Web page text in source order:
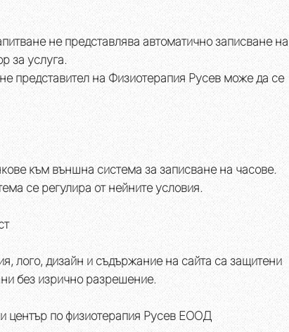
не представлява автоматично записване на
за услуга.
представител на Физиотерапия Русев може да се
към външна система за записване на часове.
се регулира от нейните условия.
лого, дизайн и съдържание на сайта са защитени
без изрично разрешение.
център по физиотерапия Русев ЕООД